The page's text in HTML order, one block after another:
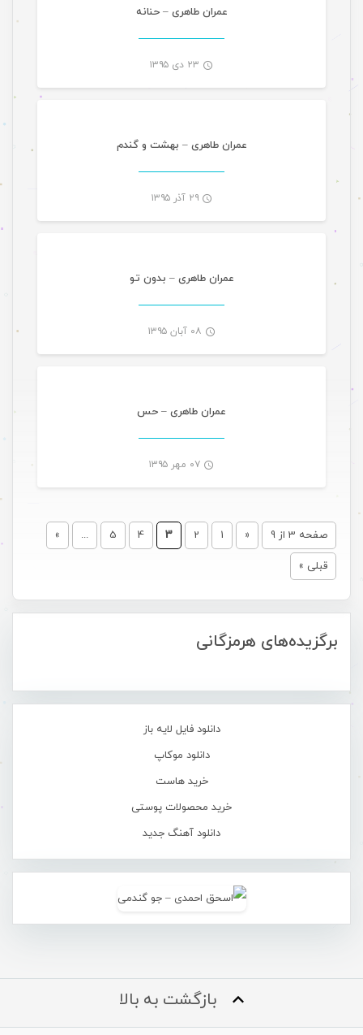
برگزیده‌های هرمزگانی
دانلود فایل لایه باز
دانلود موکاپ
خرید هاست
خرید محصولات پوستی
دانلود آهنگ جدید
عمران طاهری – حنانه
۲۳ دی ۱۳۹۵
عمران طاهری – بهشت و گندم
۲۹ آذر ۱۳۹۵
عمران طاهری – بدون تو
۰۸ آبان ۱۳۹۵
عمران طاهری – حس
۰۷ مهر ۱۳۹۵
صفحه 3 از 9 «
1
2
3
4
5
...
»
قبلی »
بازگشت به بالا